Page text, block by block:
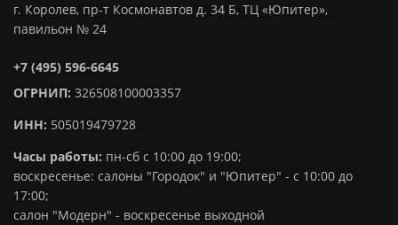
г. Королев, пр-т Космонавтов д. 34 Б, ТЦ «Юпитер»,
павильон № 24
+7 (495) 596-6645
ОГРНИП: 326508100003357
ИНН: 505019479728
Часы работы: пн-сб с 10:00 до 19:00;
воскресенье: салоны "Городок" и "Юпитер" - с 10:00 до
17:00;
салон "Модерн" - воскресенье выходной